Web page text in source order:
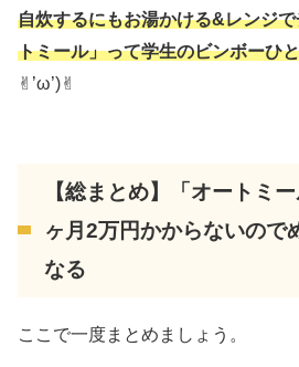
自炊するにもお湯かける&レンジ
トミール」って学生のビンボーひ
✌︎’ω’)✌︎
【総まとめ】「オートミ
ヶ月2万円かからないので
なる
ここで一度まとめましょう。